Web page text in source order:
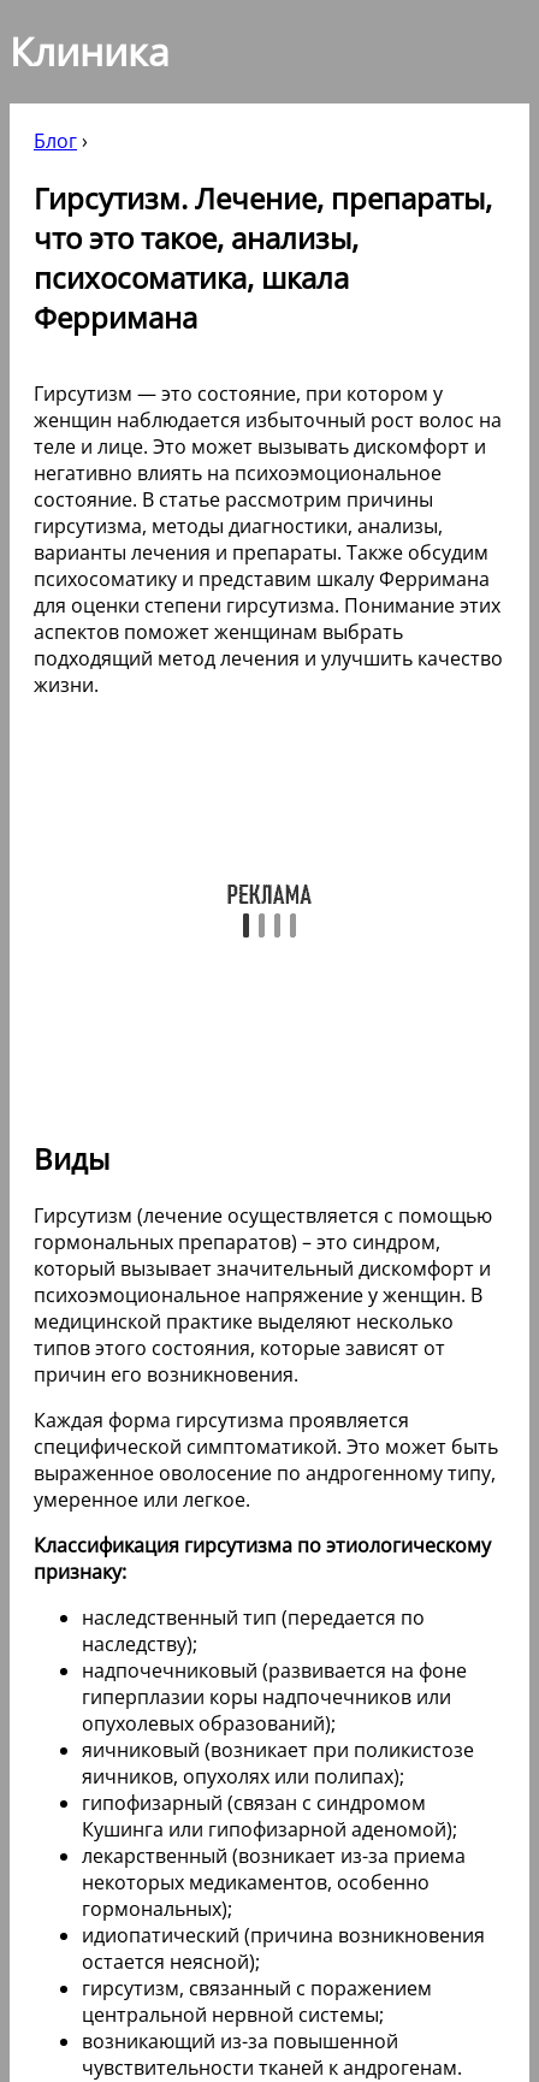
Клиника
Блог›
Гирсутизм. Лечение, препараты,
что это такое, анализы,
психосоматика, шкала
Ферримана
Гирсутизм — это состояние, при котором у
женщин наблюдается избыточный рост волос на
теле и лице. Это может вызывать дискомфорт и
негативно влиять на психоэмоциональное
состояние. В статье рассмотрим причины
гирсутизма, методы диагностики, анализы,
варианты лечения и препараты. Также обсудим
психосоматику и представим шкалу Ферримана
для оценки степени гирсутизма. Понимание этих
аспектов поможет женщинам выбрать
подходящий метод лечения и улучшить качество
жизни.
Виды
Гирсутизм (лечение осуществляется с помощью
гормональных препаратов) – это синдром,
который вызывает значительный дискомфорт и
психоэмоциональное напряжение у женщин. В
медицинской практике выделяют несколько
типов этого состояния, которые зависят от
причин его возникновения.
Каждая форма гирсутизма проявляется
специфической симптоматикой. Это может быть
выраженное оволосение по андрогенному типу,
умеренное или легкое.
Классификация гирсутизма по этиологическому
признаку:
наследственный тип (передается по
наследству);
надпочечниковый (развивается на фоне
гиперплазии коры надпочечников или
опухолевых образований);
яичниковый (возникает при поликистозе
яичников, опухолях или полипах);
гипофизарный (связан с синдромом
Кушинга или гипофизарной аденомой);
лекарственный (возникает из-за приема
некоторых медикаментов, особенно
гормональных);
идиопатический (причина возникновения
остается неясной);
гирсутизм, связанный с поражением
центральной нервной системы;
возникающий из-за повышенной
чувствительности тканей к андрогенам.